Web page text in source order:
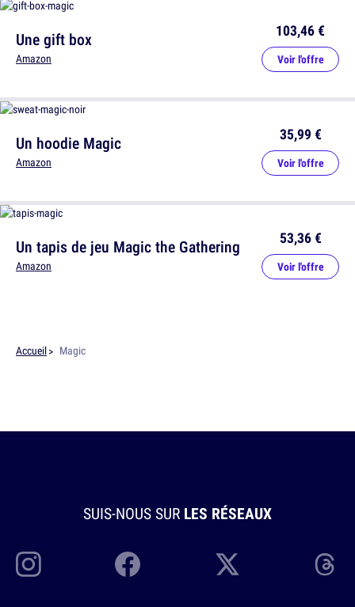
Un hoodie Magic
Amazon
35,99 €
Voir l'offre
Une gift box
Amazon
103,46 €
Voir l'offre
Un tapis de jeu Magic the Gathering
Amazon
53,36 €
Voir l'offre
Accueil Magic
SUIS-NOUS SUR LES RÉSEAUX